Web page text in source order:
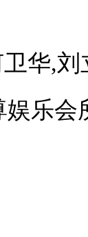
华,刘
乐会